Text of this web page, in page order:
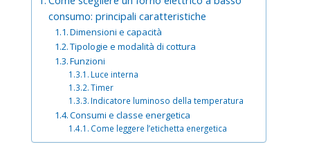
consumo: principali caratteristiche
Dimensioni e capacità
Tipologie e modalità di cottura
Funzioni
Luce interna
Timer
Indicatore luminoso della temperatura
Consumi e classe energetica
Come leggere l’etichetta energetica